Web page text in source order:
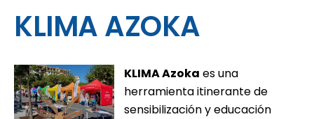
KLIMA AZOKA
KLIMA Azoka es una
herramienta itinerante de
sensibilización y educación